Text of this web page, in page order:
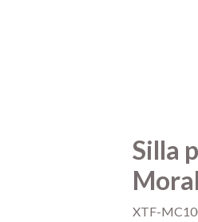
Silla
XTF-